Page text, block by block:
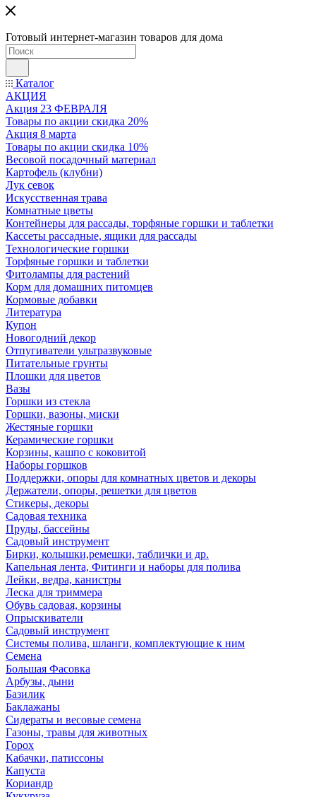
Готовый интернет-магазин товаров для дома
Каталог
АКЦИЯ
Акция 23 ФЕВРАЛЯ
Товары по акции скидка 20%
Акция 8 марта
Товары по акции скидка 10%
Весовой посадочный материал
Картофель (клубни)
Лук севок
Искусственная трава
Комнатные цветы
Контейнеры для рассады, торфяные горшки и таблетки
Кассеты рассадные, ящики для рассады
Технологические горшки
Торфяные горшки и таблетки
Фитолампы для растений
Корм для домашних питомцев
Кормовые добавки
Литература
Купон
Новогодний декор
Отпугиватели ультразвуковые
Питательные грунты
Плошки для цветов
Вазы
Горшки из стекла
Горшки, вазоны, миски
Жестяные горшки
Керамические горшки
Корзины, кашпо с коковитой
Наборы горшков
Поддержки, опоры для комнатных цветов и декоры
Держатели, опоры, решетки для цветов
Стикеры, декоры
Садовая техника
Пруды, бассейны
Садовый инструмент
Бирки, колышки,ремешки, таблички и др.
Капельная лента, Фитинги и наборы для полива
Лейки, ведра, канистры
Леска для триммера
Обувь садовая, корзины
Опрыскиватели
Садовый инструмент
Системы полива, шланги, комплектующие к ним
Семена
Большая Фасовка
Арбузы, дыни
Базилик
Баклажаны
Сидераты и весовые семена
Газоны, травы для животных
Горох
Кабачки, патиссоны
Капуста
Кориандр